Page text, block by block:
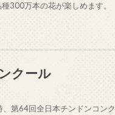
300万本の花が楽しめます。
クール
第64回全日本チンドンコンク